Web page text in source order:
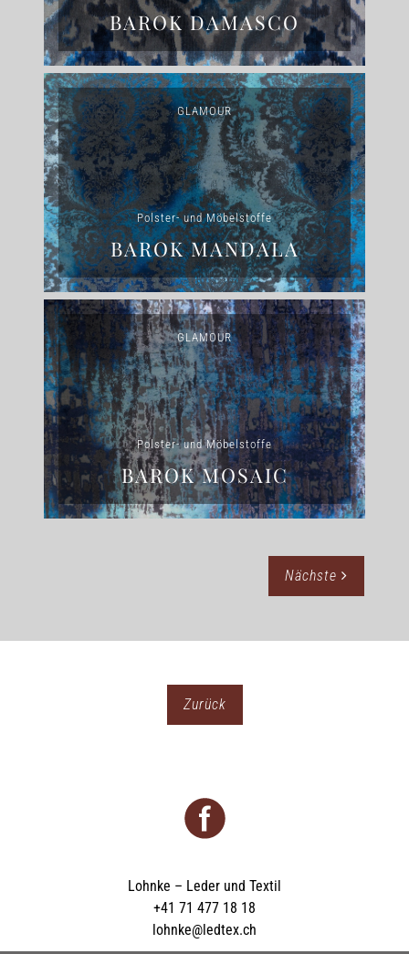
BAROK DAMASCO
GLAMOUR
Polster- und Möbelstoffe
BAROK MANDALA
GLAMOUR
Polster- und Möbelstoffe
BAROK MOSAIC
Nächste
Zurück
Lohnke – Leder und Textil
+41 71 477 18 18
lohnke@ledtex.ch